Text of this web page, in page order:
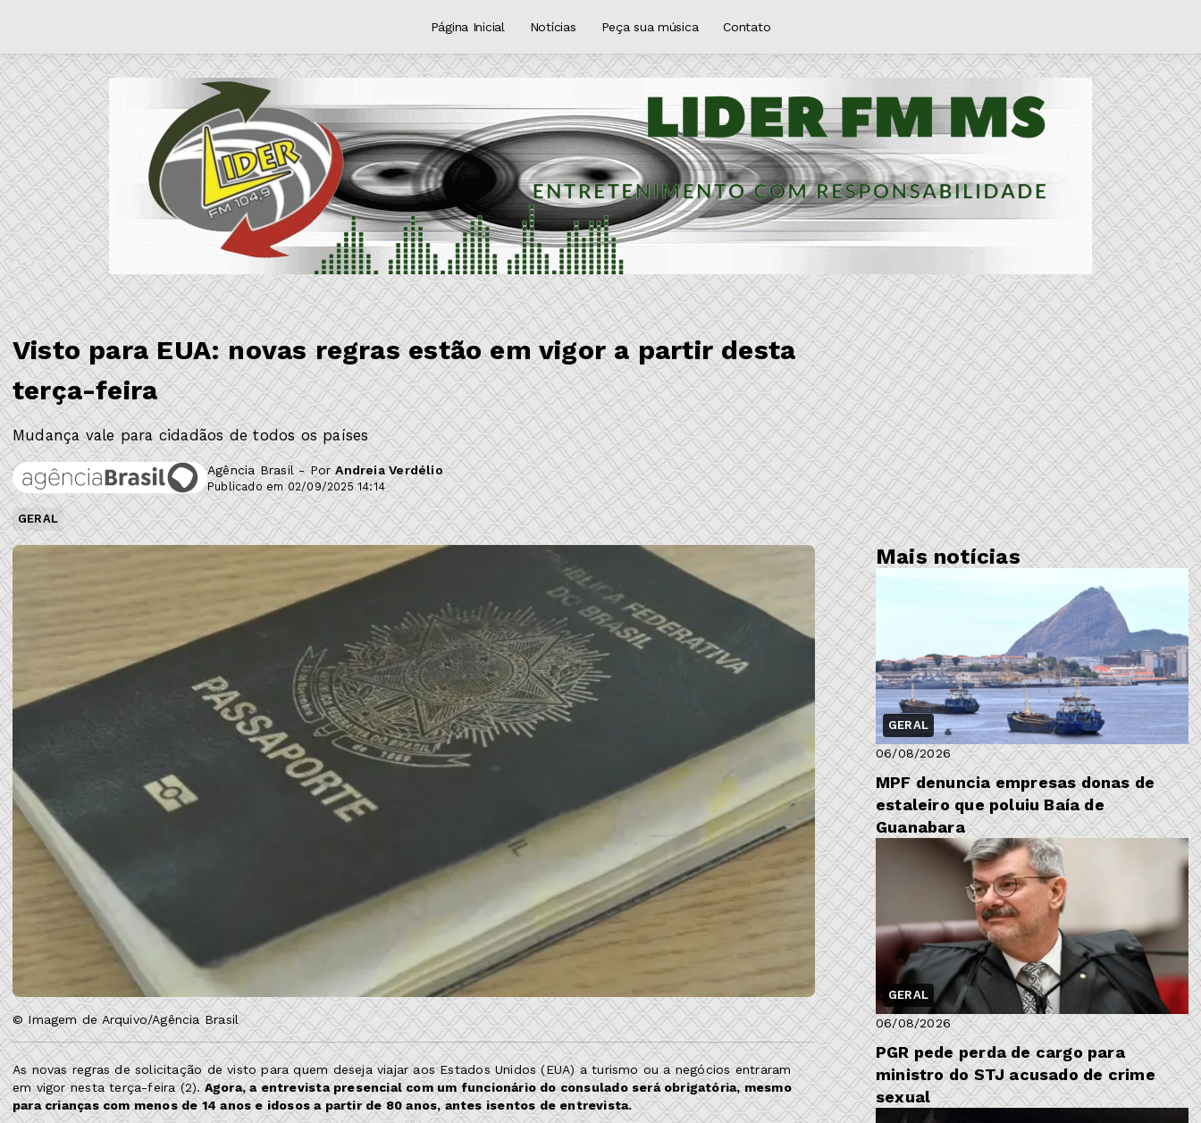
Página Inicial Notícias Peça sua música Contato
Visto para EUA: novas regras estão em vigor a partir desta
terça-feira
Mudança vale para cidadãos de todos os países
Agência Brasil - PorAndreia Verdélio
Publicado em 02/09/2025 14:14
GERAL
© Imagem de Arquivo/Agência Brasil
As novas regras de solicitação de visto para quem deseja viajar aos Estados Unidos (EUA) a turismo ou a negócios entraram
em vigor nesta terça-feira (2).Agora, a entrevista presencial com um funcionário do consulado será obrigatória, mesmo
para crianças com menos de 14 anos e idosos a partir de 80 anos, antes isentos de entrevista.
Mais notícias
GERAL
06/08/2026
MPF denuncia empresas donas de
estaleiro que poluiu Baía de
Guanabara
GERAL
06/08/2026
PGR pede perda de cargo para
ministro do STJ acusado de crime
sexual